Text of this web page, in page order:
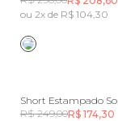
ou 2x de R$ 104,30
R$ 249,00R$ 174,30